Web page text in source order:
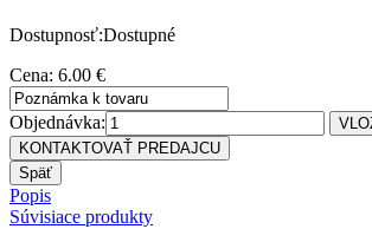
Dostupnosť:Dostupné
Cena: 6.00 €
Objednávka:
Popis
Súvisiace produkty